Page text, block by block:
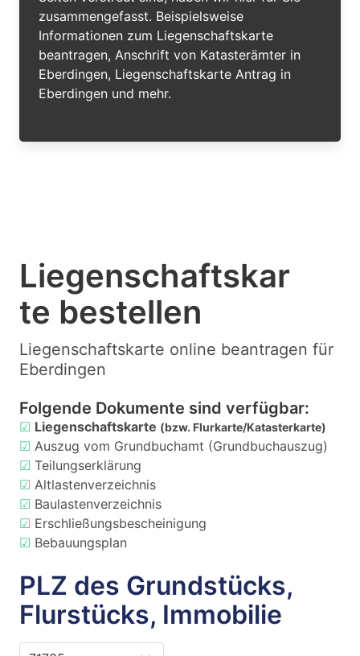
zusammengefasst. Beispielsweise
Informationen zum Liegenschaftskarte
beantragen, Anschrift von Katasterämter in
Eberdingen, Liegenschaftskarte Antrag in
Eberdingen und mehr.
Liegenschaftskar
te bestellen
Liegenschaftskarte online beantragen für
Eberdingen
Folgende Dokumente sind verfügbar:
☑ Liegenschaftskarte (bzw. Flurkarte/Katasterkarte)
☑ Auszug vom Grundbuchamt (Grundbuchauszug)
☑ Teilungserklärung
☑ Altlastenverzeichnis
☑ Baulastenverzeichnis
☑ Erschließungsbescheinigung
☑ Bebauungsplan
PLZ des Grundstücks,
Flurstücks, Immobilie